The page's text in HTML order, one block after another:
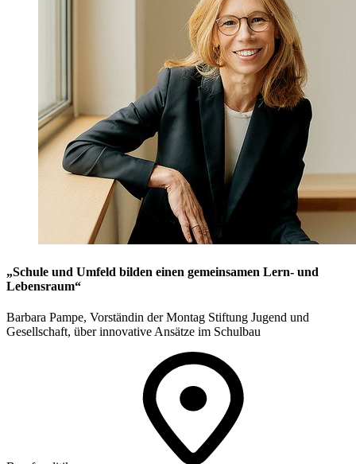
„Schule und Umfeld bilden einen gemeinsamen Lern- und
Lebensraum“
Barbara Pampe, Vorständin der Montag Stiftung Jugend und
Gesellschaft, über innovative Ansätze im Schulbau